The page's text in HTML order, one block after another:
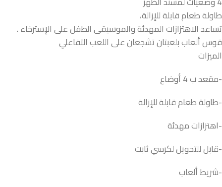
طاولة طعام قابلة للإزالة،
تساعد الاهتزازات المهدئة والموسيقى الطفل على الإسترخاء .
قوس ألعاب بلعبتان تشجعان على اللعب التفاعلي
الميزات
-مقعد ب 4 أوضاع
-طاولة طعام قابلة للإزالة
-اهتزازات مهدئة
-قابل للتحويل لكرسي ثابت
-شريط ألعاب